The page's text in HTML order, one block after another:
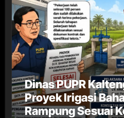
Dinas PUPR
Proyek Irigasi
Rampung Sesuai